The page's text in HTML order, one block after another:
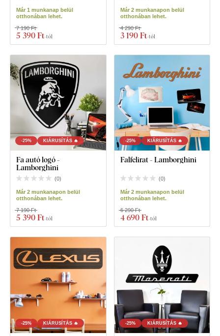
Már 1 munkanap belül
otthonában lehet.
5 390 Ft-tól
7 190 Ft
Már 2 munkanapon belül
otthonában lehet.
3 190 Ft-tól
4 290 Ft
-25% KIÁRUSÍTÁS 🔥
Fa autó logó -
Lamborghini
(0)
Már 2 munkanapon belül
otthonában lehet.
5 390 Ft-tól
7 190 Ft
-25% KIÁRUSÍTÁS 🔥
Falfelirat - Lamborghini
(0)
Már 2 munkanapon belül
otthonában lehet.
4 690 Ft-tól
6 290 Ft
-25% KIÁRUSÍTÁS 🔥 -25% KIÁRUSÍTÁS 🔥